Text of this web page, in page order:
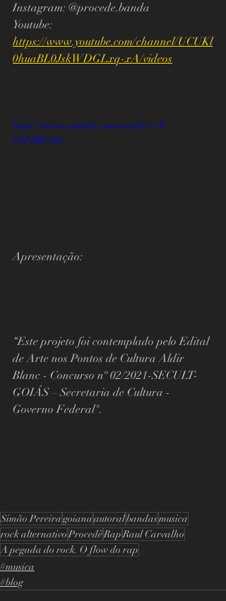
Instagram: @procede.banda
Youtube:
https://www.youtube.com/channel/UCUKl
0huaBL0JskWDGLxq-xA/videos
https://www.youtube.com/watch?v=F-
C2PJRG4fw
Apresentação:
“Este projeto foi contemplado pelo Edital
de Arte nos Pontos de Cultura Aldir
Blanc - Concurso nº 02/2021-SECULT-
GOIÁS – Secretaria de Cultura -
Governo Federal".
Simão Pereiragoianaautoralbandasmusica
rock alternativoProcedêRapRaul Carvalho
A pegada do rock. O flow do rap
#musica
#blog